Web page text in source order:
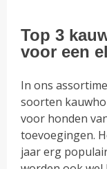
heeft
meerdere
Deze
optie
kan
gekozen
worden
op
Top 3
voor een
In ons
soorten
voor honden
toevoegingen.
jaar erg